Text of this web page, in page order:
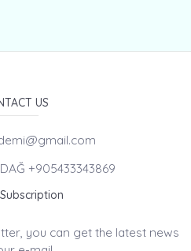
US
+905433343869
you can get the latest news